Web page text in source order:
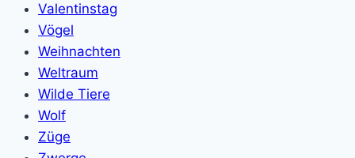
Valentinstag
Vögel
Weihnachten
Weltraum
Wilde Tiere
Wolf
Züge